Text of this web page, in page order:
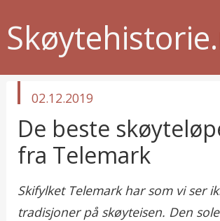
published
02.12.2019
De beste
fra Telemark
Skifylket Telemark har som vi ser
tradisjoner på skøyteisen. Den